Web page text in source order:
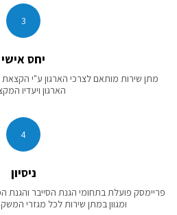
3
יחס אישי
מתן שירות מותאם לצרכי הארגון ע"י הקצאת
הארגון ויעדיו
4
ניסיון
ומגוון במתן שירות לכל מגזרי